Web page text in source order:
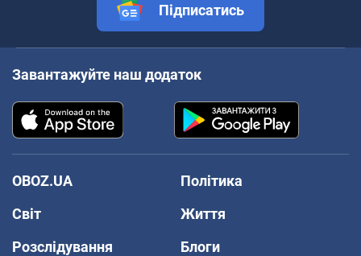
Підписатись
Завантажуйте наш додаток
OBOZ.UA
Політика
Світ
Життя
Розслідування
Блоги